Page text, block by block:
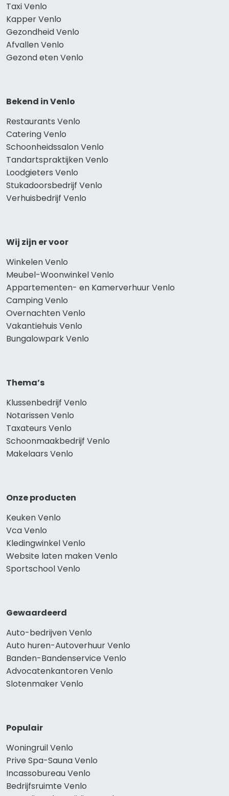
Taxi Venlo
Kapper Venlo
Gezondheid Venlo
Afvallen Venlo
Gezond eten Venlo
Bekend in Venlo
Restaurants Venlo
Catering Venlo
Schoonheidssalon Venlo
Tandartspraktijken Venlo
Loodgieters Venlo
Stukadoorsbedrijf Venlo
Verhuisbedrijf Venlo
Wij zijn er voor
Winkelen Venlo
Meubel-Woonwinkel Venlo
Appartementen- en Kamerverhuur Venlo
Camping Venlo
Overnachten Venlo
Vakantiehuis Venlo
Bungalowpark Venlo
Thema’s
Klussenbedrijf Venlo
Notarissen Venlo
Taxateurs Venlo
Schoonmaakbedrijf Venlo
Makelaars Venlo
Onze producten
Keuken Venlo
Vca Venlo
Kledingwinkel Venlo
Website laten maken Venlo
Sportschool Venlo
Gewaardeerd
Auto-bedrijven Venlo
Auto huren-Autoverhuur Venlo
Banden-Bandenservice Venlo
Advocatenkantoren Venlo
Slotenmaker Venlo
Populair
Woningruil Venlo
Prive Spa-Sauna Venlo
Incassobureau Venlo
Bedrijfsruimte Venlo